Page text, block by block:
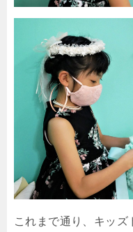
これまで通り、キッズ